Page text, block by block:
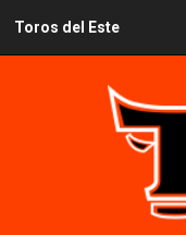
Toros del Este